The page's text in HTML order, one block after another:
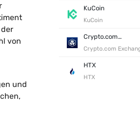
von
und
KuCoin
KuCoin
Crypto.com Exchange
Crypto.com
HTX
HTX